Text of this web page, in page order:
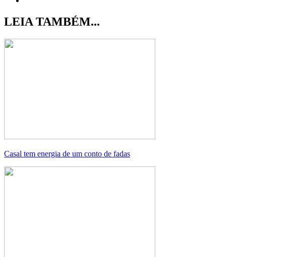
LEIA TAMBÉM...
Casal tem energia de um conto de fadas